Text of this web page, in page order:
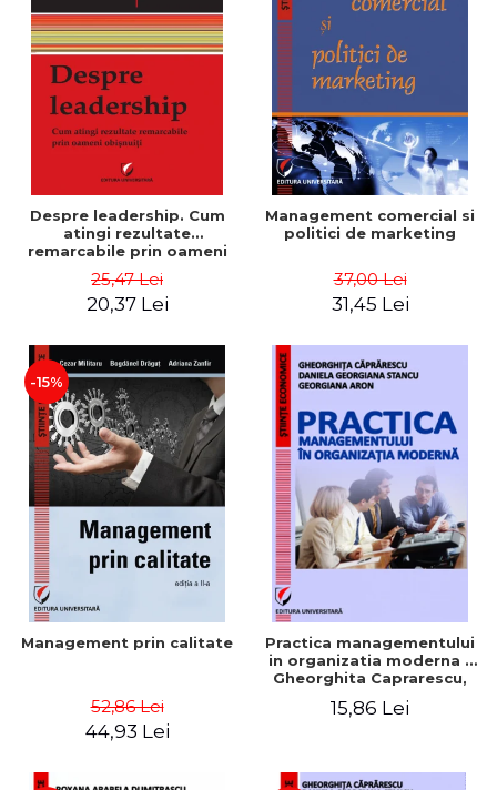
Despre leadership. Cum
atingi rezultate
remarcabile prin oameni
25,47 Lei
20,37 Lei
Management comercial si
politici de marketing
37,00 Lei
31,45 Lei
-15%
Management prin calitate
52,86 Lei
44,93 Lei
Practica managementului
in organizatia moderna -
Gheorghita Caprarescu,
Georgiana Aron
15,86 Lei